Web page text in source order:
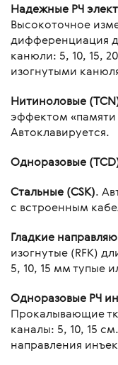
Надежные РЧ
Высокоточное
дифференциация
канюли: 5, 10, 15,
изогнутыми
Нитиноловые
эффектом
Автоклавируется.
Одноразовые
Стальные (CSK).
с встроенным
Гладкие
изогнутые (RFK)
5, 10, 15 мм тупые
Одноразовые РЧ
Прокалывающие
каналы: 5, 10, 15
направления